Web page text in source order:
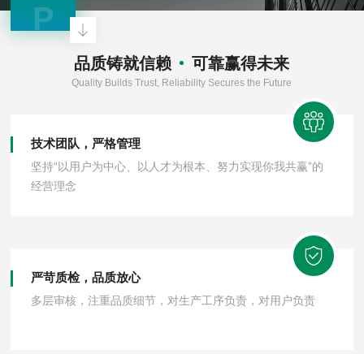
P
品质铸就信赖 可靠赢得未来
Quality Builds Trust, Reliability Secures the Future
技术团队，严格管理
坚持“以用户为中心、以人才为根本、努力实现你我共赢”的
经营理念
严苛质检，品质放心
多层审核，注重品质细节，对生产工序负责，对用户负责